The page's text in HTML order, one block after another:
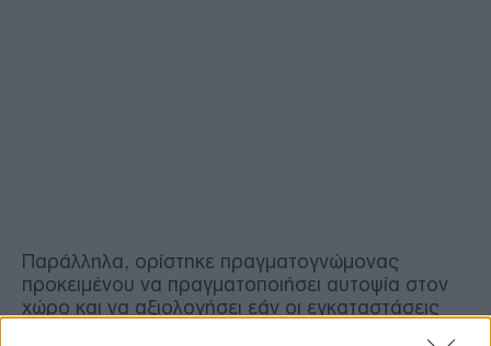
Παράλληλα, ορίστηκε πραγματογνώμονας
προκειμένου να πραγματοποιήσει αυτοψία στον
χώρο και να αξιολογήσει εάν οι εγκαταστάσεις